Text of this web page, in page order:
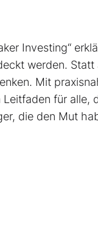
Investing“
werden.
Mit
für alle,
die den Mut